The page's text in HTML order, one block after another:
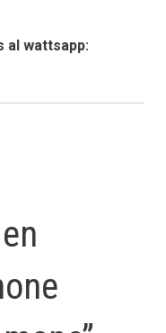
al wattsapp: